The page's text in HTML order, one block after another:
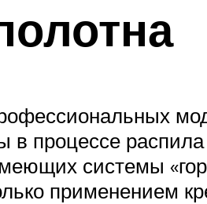
в процессе
системы
применением